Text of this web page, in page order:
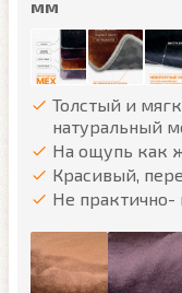
мм
Толстый и
натуральный
На ощупь как
Красивый,
Не практично-